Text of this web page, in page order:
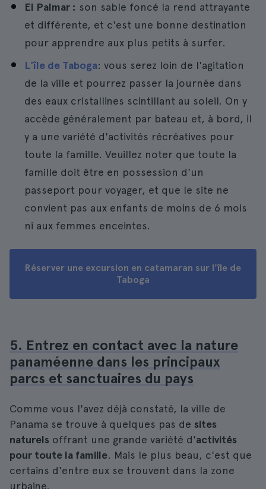
El Palmar : son sable foncé la rend attrayante
et différente, et c'est une bonne destination
pour apprendre aux plus petits à surfer.
L'île de Taboga: vous serez loin de l'agitation
de la ville et pourrez passer la journée dans
des eaux cristallines scintillant au soleil. On y
accède généralement par bateau et, à bord, il
y a une variété d'activités récréatives pour
toute la famille. Veuillez noter que toute la
famille doit être en possession d'un
passeport pour voyager, et que le site ne
convient pas aux enfants de moins de 6 mois
ni aux femmes enceintes.
Réserver une excursion en catamaran sur l'île de
Taboga
5. Entrez en contact avec la nature
panaméenne dans les principaux
parcs et sanctuaires du pays
Comme vous l'avez déjà constaté, la ville de
Panama se trouve à quelques pas de sites
naturels offrant une grande variété d'activités
pour toute la famille. Mais le plus beau, c'est que
certains d'entre eux se trouvent dans la zone
urbaine.